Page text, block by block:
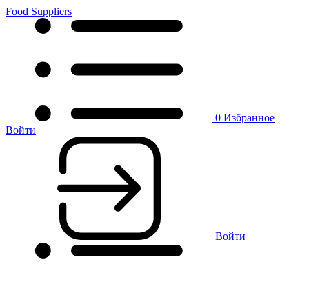
Food Suppliers
0 Избранное
Войти
Войти